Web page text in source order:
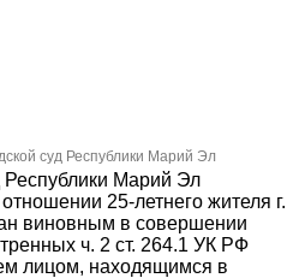
суд Республики Марий Эл
Республики Марий Эл
25-летнего жителя г.
виновным в совершении
ч. 2 ст. 264.1 УК РФ
лицом, находящимся в